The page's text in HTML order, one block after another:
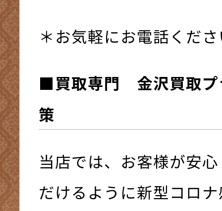
＊お気軽にお電話くだ
■買取専門 金沢買取プ
策
当店では、お客様が安
だけるように新型コロ